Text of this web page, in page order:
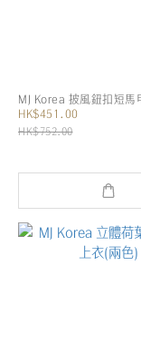
MJ Korea 披風鈕扣短馬
HK$451.00
HK$752.00